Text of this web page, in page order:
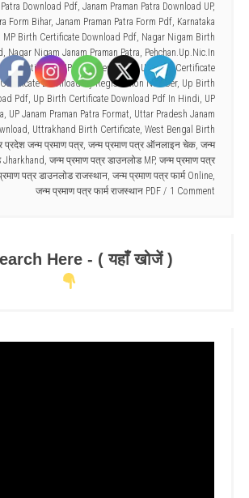
Download Pdf, Janam Praman Patra Download UP,
Form Bihar, Janam Praman Patra Form Pdf, Karnataka
MP Birth Certificate Download Pdf, Nagar Nigam Birth
, Nagar Nigam Janam Praman Patra, Pehchan.Up.Nic.In
Certificate, UP Birth Certificate ,UP Birth Certificate
Download By Registration Number, Up Birth
Pdf, Up Birth Certificate Download Pdf In Hindi, UP
, UP Janam Praman Patra Format, Uttar Pradesh Janam
, Uttrakhand Birth Certificate, West Bengal Birth
प्रदेश जन्म प्रमाण पत्र, जन्म प्रमाण पत्र ऑनलाइन चेक, जन्म
Jharkhand, जन्म प्रमाण पत्र डाउनलोड MP, जन्म प्रमाण पत्र
पत्र डाउनलोड राजस्थान, जन्म प्रमाण पत्र फार्म Online,
जन्म प्रमाण पत्र फार्म राजस्थान PDF
1 Comment
Here - ( यहाँ खोजें )